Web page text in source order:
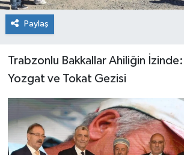
Paylaş
Trabzonlu Bakkallar Ahiliğin İzinde:
Yozgat ve Tokat Gezisi